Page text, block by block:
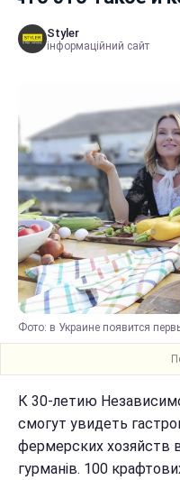
Styler
інформаційний сайт
Фото: в Украине появится
К 30-летию
смогут увидеть
фермерских хозяйств
гурманів. 100